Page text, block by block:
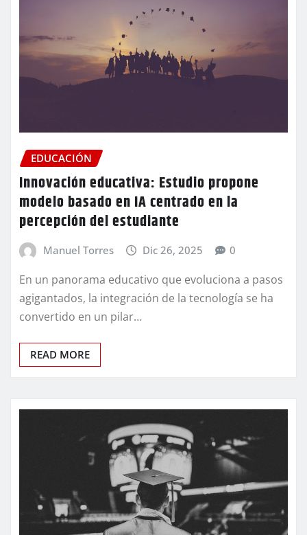
EDUCACIÓN
Innovación educativa: Estudio propone
modelo basado en IA centrado en la
percepción del estudiante
Manuel Torres Dic 26, 2025 0
En un panorama educativo que evoluciona a pasos
agigantados, la integración de la tecnología se ha
convertido en un pilar…
READ MORE